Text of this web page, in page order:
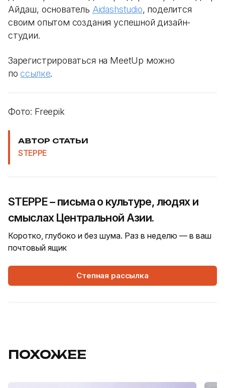
Айдаш, основатель Aidashstudio, поделится
своим опытом создания успешной дизайн-
студии.
Зарегистрироваться на MeetUp можно
поссылке.
Фото: Freepik
АВТОР СТАТЬИ
STEPPE
STEPPE – письма о культуре, людях и
смыслах Центральной Азии.
Коротко, глубоко и без шума. Раз в неделю — в ваш
почтовый ящик
Степная рассылка
ПОХОЖЕЕ